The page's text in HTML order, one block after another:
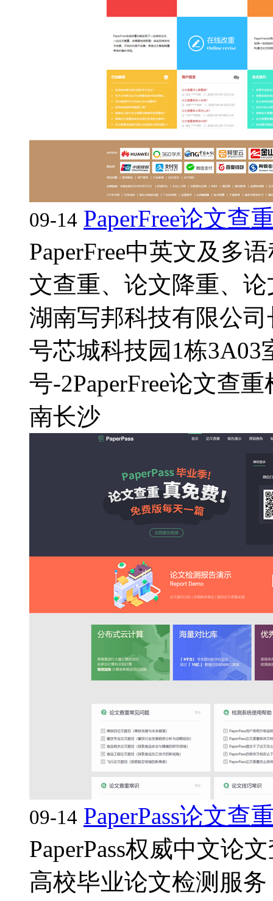
09-14 PaperFree论文查
PaperFree中英文及多
文查重、论文降重、
湖南写邦科技有限公司
号芯城科技园1栋3A03
号-2PaperFree论文查
南长沙
09-14 PaperPass论文查
PaperPass权威中文论
高校毕业论文检测服